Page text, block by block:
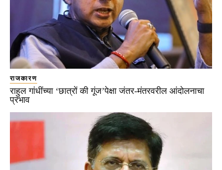
राजकारण
राहुल गांधींच्या ‘छात्रों की गूंज’पेक्षा जंतर-मंतरवरील आंदोलनाचा
प्रभाव